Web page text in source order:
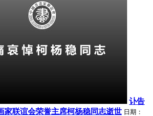
讣告
联谊会荣誉主席柯杨稳同志逝世 日期：